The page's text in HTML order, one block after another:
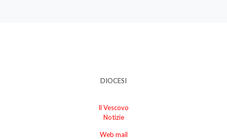
DIOCESI
Il Vescovo
Notizie
Web mail